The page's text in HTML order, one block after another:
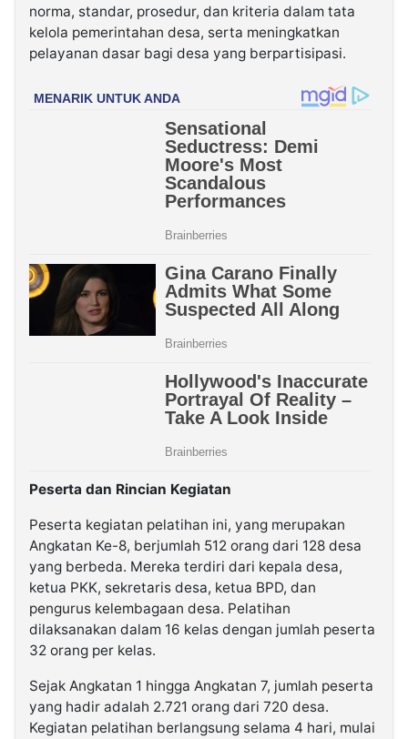
norma, standar, prosedur, dan kriteria dalam tata
kelola pemerintahan desa, serta meningkatkan
pelayanan dasar bagi desa yang berpartisipasi.
Peserta dan Rincian Kegiatan
Peserta kegiatan pelatihan ini, yang merupakan
Angkatan Ke-8, berjumlah 512 orang dari 128 desa
yang berbeda. Mereka terdiri dari kepala desa,
ketua PKK, sekretaris desa, ketua BPD, dan
pengurus kelembagaan desa. Pelatihan
dilaksanakan dalam 16 kelas dengan jumlah peserta
32 orang per kelas.
Sejak Angkatan 1 hingga Angkatan 7, jumlah peserta
yang hadir adalah 2.721 orang dari 720 desa.
Kegiatan pelatihan berlangsung selama 4 hari, mulai